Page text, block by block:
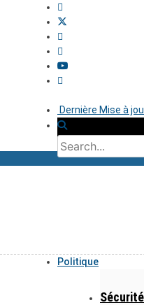
Dernière Mise à
Politique
Sécurité